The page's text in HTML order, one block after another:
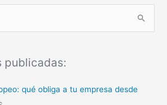
publicadas:
qué obliga a tu empresa desde